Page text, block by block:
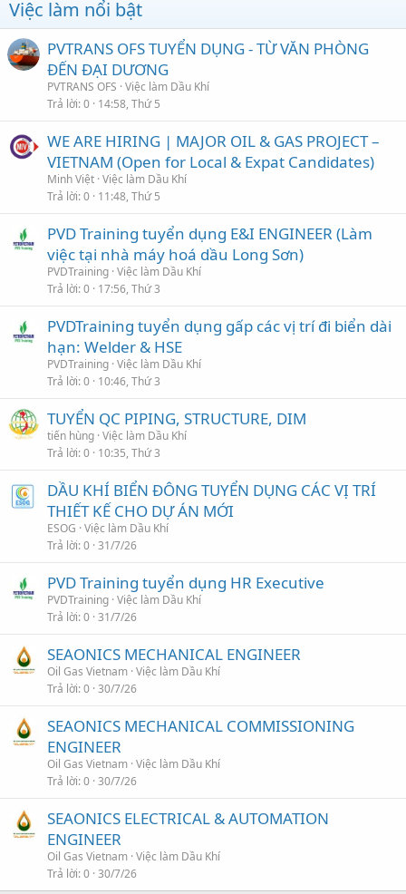
Việc làm nổi bật
PVTRANS OFS TUYỂN DỤNG - TỪ VĂN PHÒNG
ĐẾN ĐẠI DƯƠNG
PVTRANS OFS Việc làm Dầu Khí
Trả lời 0 14:58, Thứ 5
WE ARE HIRING | MAJOR OIL & GAS PROJECT –
VIETNAM (Open for Local & Expat Candidates)
Minh Việt Việc làm Dầu Khí
Trả lời 0 11:48, Thứ 5
PVD Training tuyển dụng E&I ENGINEER (Làm
việc tại nhà máy hoá dầu Long Sơn)
PVDTraining Việc làm Dầu Khí
Trả lời 0 17:56, Thứ 3
PVDTraining tuyển dụng gấp các vị trí đi biển dài
hạn: Welder & HSE
PVDTraining Việc làm Dầu Khí
Trả lời 0 10:46, Thứ 3
TUYỂN QC PIPING, STRUCTURE, DIM
tiến hùng Việc làm Dầu Khí
Trả lời 0 10:35, Thứ 3
DẦU KHÍ BIỂN ĐÔNG TUYỂN DỤNG CÁC VỊ TRÍ
THIẾT KẾ CHO DỰ ÁN MỚI
ESOG Việc làm Dầu Khí
Trả lời 0 31/7/26
PVD Training tuyển dụng HR Executive
PVDTraining Việc làm Dầu Khí
Trả lời 0 31/7/26
SEAONICS MECHANICAL ENGINEER
Oil Gas Vietnam Việc làm Dầu Khí
Trả lời 0 30/7/26
SEAONICS MECHANICAL COMMISSIONING
ENGINEER
Oil Gas Vietnam Việc làm Dầu Khí
Trả lời 0 30/7/26
SEAONICS ELECTRICAL & AUTOMATION
ENGINEER
Oil Gas Vietnam Việc làm Dầu Khí
Trả lời 0 30/7/26